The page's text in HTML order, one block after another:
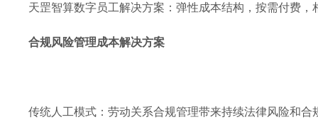
天罡智算数字员工解决方案：弹性成本结构，按需付费，
合规风险管理成本解决方案
传统人工模式：劳动关系合规管理带来持续法律风险和合